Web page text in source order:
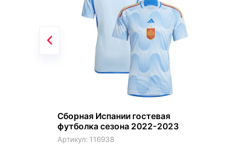
Сборная Испании гостевая
футболка сезона 2022-2023
116938